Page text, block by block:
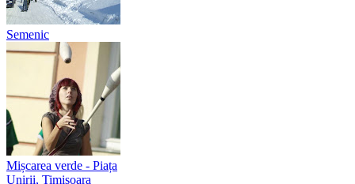
Semenic
Mișcarea verde - Piața
Unirii, Timișoara